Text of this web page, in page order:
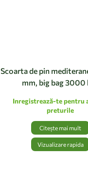
Scoarta de pin
mm, big bag
Inregistrează-te pentru
preturile
Citește mai mult
Vizualizare rapida